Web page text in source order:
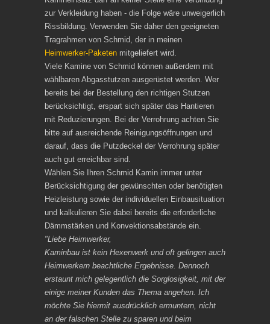
zur Verkleidung haben - die Folge wäre unweigerlich
Rissbildung. Verwenden Sie daher den geeigneten
Tragrahmen von Schmid, der in meinen
Heimwerker-Paketen mitgeliefert wird.
Viele Kamine von Schmid können außerdem mit
wählbaren Abgasstutzen ausgerüstet werden. Wer
bereits bei der Bestellung den richtigen Stutzen
berücksichtigt, erspart sich später das Hantieren
mit Reduzierungen. Bei der Verrohrung achten Sie
bitte auf ausreichende Reinigungsöffnungen und
darauf, dass die Putzdeckel der Verrohrung später
auch gut erreichbar sind.
Wählen Sie Ihren Schmid Kamin immer unter
Berücksichtigung der gewünschten oder benötigten
Heizleistung sowie der individuellen Einbausituation
und kalkulieren Sie dabei bereits die erforderliche
Dämmstärken und Konvektionsabstände ein.
"Liebe Heimwerker,
Kaminbau ist kein Hexenwerk und oft gelingen auch
Heimwerkern beachtliche Ergebnisse. Dennoch
erstaunt mich gelegentlich die Sorglosigkeit, mit der
einige meiner Kunden das Thema angehen. Ich
möchte Sie hiermit ausdrücklich ermuntern, nicht
an der falschen Stelle zu sparen und beim